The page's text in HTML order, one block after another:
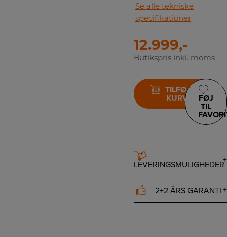
Se alle tekniske
specifikationer
12.999,-
Butikspris inkl. moms
TILFØJ TIL
KURV
FØJ
TIL
LEVERINGSMULIGHEDER
2+2 ÅRS GARANTI